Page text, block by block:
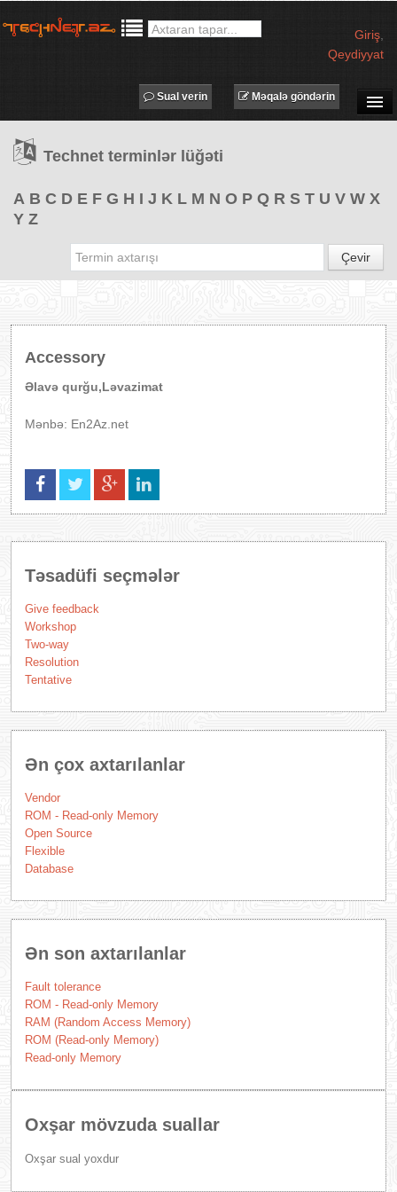
Giriş
Qeydiyyat
TƏDBİRLƏR
PROQRAMLAR
Məqalə göndərin
Sual verin
Technet terminlər lüğəti
A B C D E F G H I J K L M N O P Q R S T U V W X
Y Z
Çevir
Accessory
Əlavə qurğu,Ləvazimat
Mənbə: En2Az.net
Təsadüfi seçmələr
Give feedback
Workshop
Two-way
Resolution
Tentative
Ən çox axtarılanlar
Vendor
ROM - Read-only Memory
Open Source
Flexible
Database
Ən son axtarılanlar
Fault tolerance
ROM - Read-only Memory
RAM (Random Access Memory)
ROM (Read-only Memory)
Read-only Memory
Oxşar mövzuda suallar
Oxşar sual yoxdur